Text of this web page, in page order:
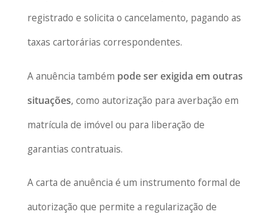
registrado e solicita o cancelamento, pagando as
taxas cartorárias correspondentes.
A anuência também pode ser exigida em outras
situações, como autorização para averbação em
matrícula de imóvel ou para liberação de
garantias contratuais.
A carta de anuência é um instrumento formal de
autorização que permite a regularização de